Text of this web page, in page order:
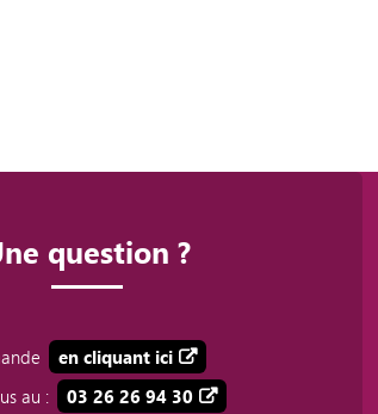
question ?
en cliquant ici
au :
03 26 26 94 30